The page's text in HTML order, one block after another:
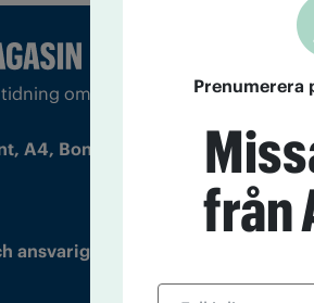
om droger och nykterhet
A4, Bondegatan 21, 116 33
ansvarig utgivare: Barbro Janson
Prenumerera
från